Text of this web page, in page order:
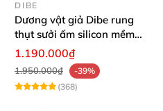
DIBE
Dương vật giả Dibe rung
thụt sưởi ấm silicon mềm
mại sạc USB
1.190.000₫
1.950.000₫
-39%
(368)